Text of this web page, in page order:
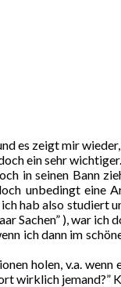
es zeigt mir
ein sehr wichtiger.
in seinen Bann
unbedingt eine
hab also studiert
Sachen” ), war ich
ich dann im
holen, v.a. wenn
wirklich jemand?”